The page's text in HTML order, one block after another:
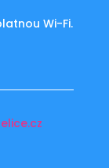
Wi-Fi.